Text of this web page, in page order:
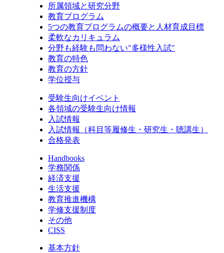
所属領域と研究分野
教育プログラム
5つの教育プログラムの概要と人材育成目標
柔軟なカリキュラム
分野も経験も問わない"多様性入試"
教育の特色
教育の方針
学位授与
受験生向けイベント
各領域の受験生向け情報
入試情報
入試情報（科目等履修生・研究生・聴講生）
合格発表
Handbooks
学務関係
経済支援
生活支援
教育推進機構
学修支援制度
その他
CISS
基本方針